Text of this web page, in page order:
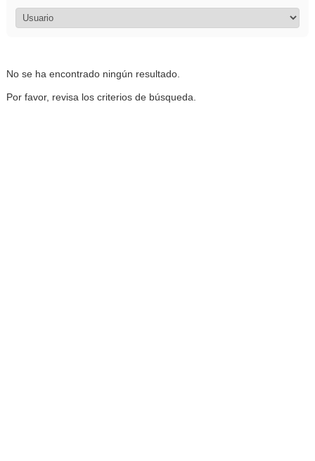
No se ha encontrado ningún resultado.
Por favor, revisa los criterios de búsqueda.